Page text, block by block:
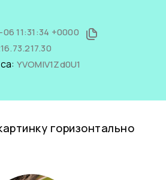
11:31:34 +0000
YVOMlV1Zd0U1
горизонтально